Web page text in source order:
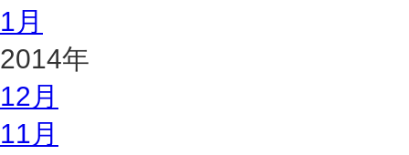
1月
2014年
12月
11月